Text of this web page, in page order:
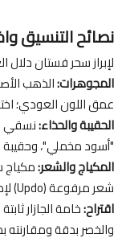
نصائح التنسيق
لإبراز سحر فستان دلال
المجوهرات:الذهب
عمق اللون العودي؛
الحقيبة والحذاء:نسقي
"أسود مخملي"،
المكياج والشعر:
شعر مرفوعة (Updo) لإظهار تفاصيل التطريز العلوية والياقة.
اقتراح:خامة الجازار
والخصر بدقة ومقارنته